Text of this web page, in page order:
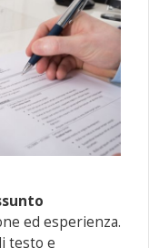
ed esperienza.
testo e